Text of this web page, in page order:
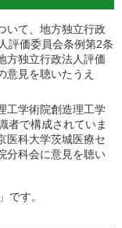
いて、地方独立行政
評価委員会条例第2条
方独立行政法人評価
意見を聴いたうえ
工学術院創造理工学
者で構成されていま
医科大学茨城医療セ
分科会に意見を聴い
です。